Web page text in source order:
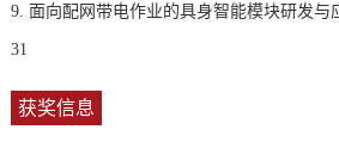
9. 面向配网带电作业的具身智能模块研发与
31
获奖信息